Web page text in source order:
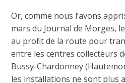
Or, comme nous l’avons
mars du Journal de Morges,
au profit de la route pour
entre les centres collecteurs
Bussy-Chardonney
les installations ne sont plus